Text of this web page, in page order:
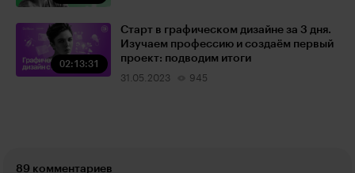
02:13:31
Старт в графическом дизайне за 3 дня.
Изучаем профессию и создаём первый
проект: подводим итоги
31.05.2023 945
89 комментариев